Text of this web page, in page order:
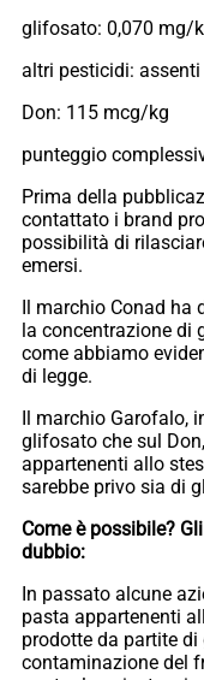
glifosato: 0,070 mg/
altri pesticidi: assenti
Don: 115 mcg/kg
punteggio
Prima della
contattato i brand
possibilità di
emersi.
Il marchio Conad ha
la concentrazione di
come abbiamo
di legge.
Il marchio Garofalo,
glifosato che sul
appartenenti allo
sarebbe privo sia di
Come è possibile?
dubbio:
In passato alcune
pasta appartenenti
prodotte da partite
contaminazione del